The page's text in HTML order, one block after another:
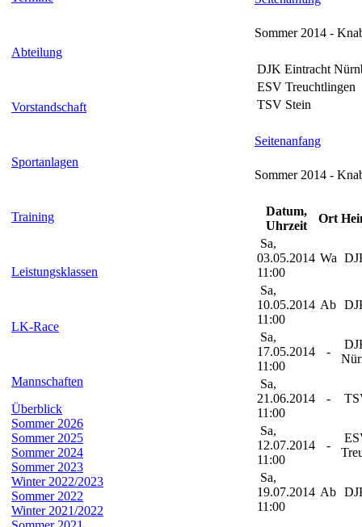
Abteilung
Vorstandschaft
Sportanlagen
Training
Leistungsklassen
LK-Race
Mannschaften
Überblick
Sommer 2026
Sommer 2025
Sommer 2024
Sommer 2023
Winter 2022/2023
Sommer 2022
Winter 2021/2022
Sommer 2014 -
DJK Eintracht
ESV Treuchtlingen
TSV Stein
Seitenanfang
Sommer 2014 -
Datum,
Uhrzeit
Ort
Sa,
03.05.2014
11:00
Wa
Sa,
10.05.2014
11:00
Ab
Sa,
17.05.2014
11:00
-
Sa,
21.06.2014
11:00
-
Sa,
12.07.2014
11:00
-
Sa,
19.07.2014
11:00
Ab